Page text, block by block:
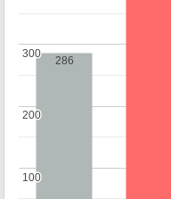
100
100
200
200
300
300
286